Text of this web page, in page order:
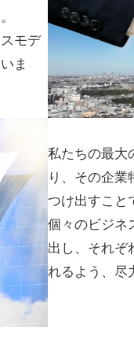
モデ
ま
私たちの最大
り、その企業
つけ出すこと
個々のビジネ
出し、それぞ
れるよう、尽